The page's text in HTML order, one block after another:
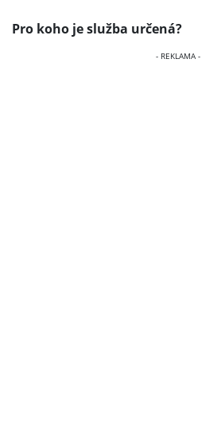
Pro koho je služba určená?